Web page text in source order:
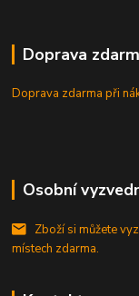
Doprava
Doprava zdarma při
Osobní
Zboží si můžete
místech zdarma.